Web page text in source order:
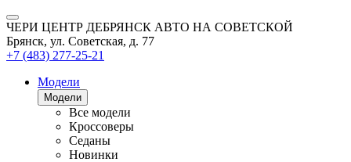
ЧЕРИ ЦЕНТР ДЕБРЯНСК АВТО НА СОВЕТСКОЙ
Брянск, ул. Советская, д. 77
+7 (483) 277-25-21
Модели
Модели
Все модели
Кроссоверы
Седаны
Новинки